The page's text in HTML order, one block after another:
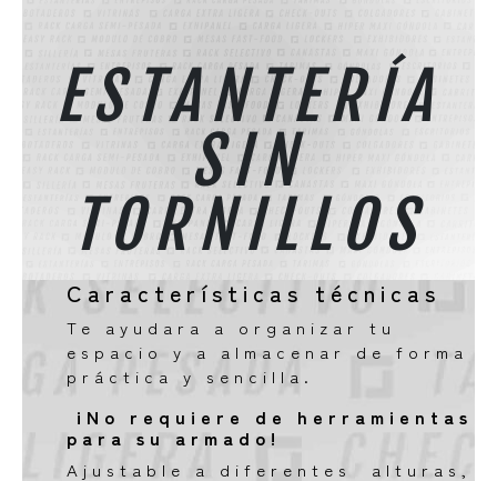
ESTANTERÍA
SIN
TORNILLOS
Características técnicas
Te ayudara a organizar tu
espacio y a almacenar de forma
práctica y sencilla.
¡No requiere de herramientas
para su armado!
Ajustable a diferentes alturas,